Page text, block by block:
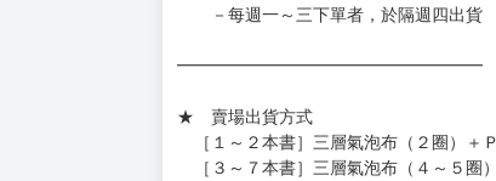
－每週一～三下單者，於隔週四出貨
━━━━━━━━━━━━━━━━━━
★ 賣場出貨方式
［１～２本書］三層氣泡布（２圈）＋
［３～７本書］三層氣泡布（４～５圈